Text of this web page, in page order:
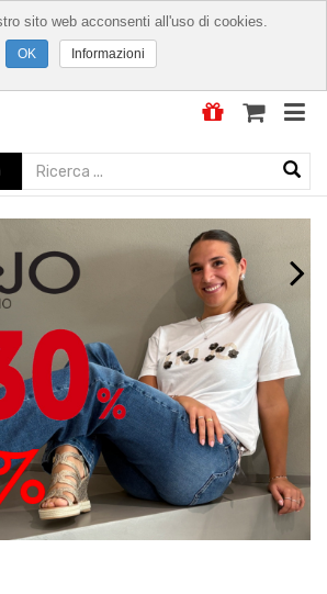
sito web acconsenti all'uso di cookies.
Informazioni